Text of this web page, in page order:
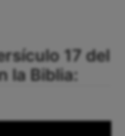
17 del
la Biblia: